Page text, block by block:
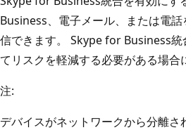
Business、電子メール、または電
信できます。 Skype for Business統
てリスクを軽減する必要がある場合
注:
デバイスがネットワークから分離